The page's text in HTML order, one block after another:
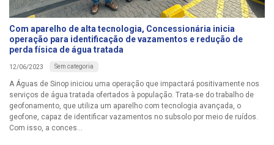
Com aparelho de alta tecnologia, Concessionária inicia
operação para identificação de vazamentos e redução de
perda física de água tratada
12/06/2023 Sem categoria
A Águas de Sinop iniciou uma operação que impactará positivamente nos
serviços de água tratada ofertados à população. Trata-se do trabalho de
geofonamento, que utiliza um aparelho com tecnologia avançada, o
geofone, capaz de identificar vazamentos no subsolo por meio de ruídos.
Com isso, a conces...